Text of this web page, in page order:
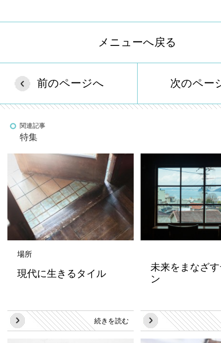
メニューへ戻る
前のページへ 次のペー
関連記事
特集
場所
現代に生きるタイル
続きを読む
未来をまなざ
ン